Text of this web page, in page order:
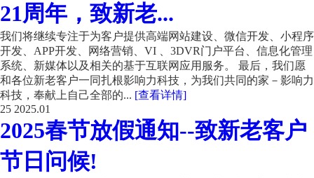
21周年，致新老...
我们将继续专注于为客户提供高端网站建设、微信开发、小程序
开发、APP开发、网络营销、VI 、3DVR门户平台、信息化管理
系统、新媒体以及相关的基于互联网应用服务。 最后，我们愿
和各位新老客户一同扎根影响力科技，为我们共同的家－影响力
科技，奉献上自己全部的... [查看详情]
25 2025.01
2025春节放假通知--致新老客户
节日问候!